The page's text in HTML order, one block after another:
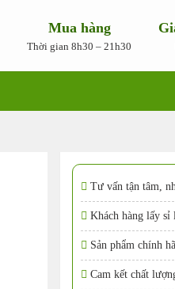
Mua hàng
Thời gian 8h30 – 21h30
Tư vấn tận tâm,
Khách hàng lấy sỉ
Sản phẩm chính
Cam kết chất